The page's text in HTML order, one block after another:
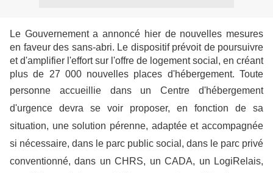
Le Gouvernement a annoncé hier de nouvelles mesures
en faveur des sans-abri. Le dispositif prévoit de poursuivre
et d'amplifier l'effort sur l'offre de logement social, en créant
plus de 27 000 nouvelles places d'hébergement. Toute
personne accueillie dans un Centre d'hébergement
d'urgence devra se voir proposer, en fonction de sa
situation, une solution pérenne, adaptée et accompagnée
si nécessaire, dans le parc public social, dans le parc privé
conventionné, dans un CHRS, un CADA, un LogiRelais,